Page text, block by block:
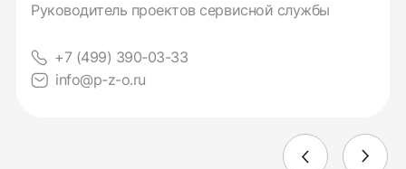
Руководитель проектов сервисной службы
+7 (499) 390-03-33
info@p-z-o.ru